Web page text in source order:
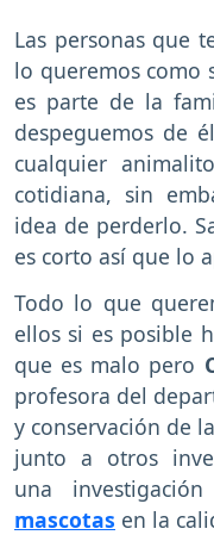
Las personas que
lo queremos como
es parte de la
despeguemos de
cualquier
cotidiana, sin
idea de perderlo.
es corto así que lo
Todo lo que
ellos si es posible
que es malo pero
profesora del
y conservación de
junto a otros
una
mascotas en la